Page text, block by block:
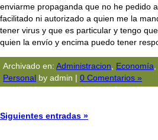
enviarme propaganda que no he pedido
facilitado ni autorizado a quien me la
tener virus y que es particular y tengo
quien la envío y encima puedo tener
Archivado en: Administracion Economía
Personal by admin | 0 Comentarios »
Siguientes entradas »